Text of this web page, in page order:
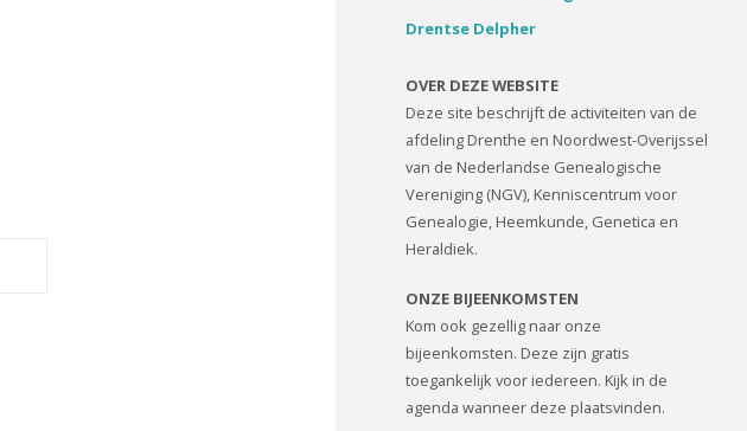
Drentse Delpher
OVER DEZE WEBSITE
Deze site beschrijft de activiteiten van de
afdeling Drenthe en Noordwest-Overijssel
van de Nederlandse Genealogische
Vereniging (NGV), Kenniscentrum voor
Genealogie, Heemkunde, Genetica en
Heraldiek.
ONZE BIJEENKOMSTEN
Kom ook gezellig naar onze
bijeenkomsten. Deze zijn gratis
toegankelijk voor iedereen. Kijk in de
agenda wanneer deze plaatsvinden.